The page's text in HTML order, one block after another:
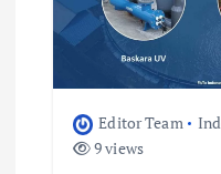
o
Editor Team
9 views